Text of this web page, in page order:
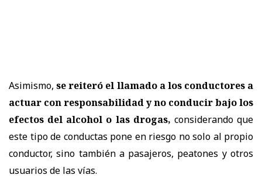
Asimismo,se reiteró el llamado a los conductores a
actuar con responsabilidad y no conducir bajo los
efectos del alcohol o las drogas, considerando que
este tipo de conductas pone en riesgo no solo al propio
conductor, sino también a pasajeros, peatones y otros
usuarios de las vías.